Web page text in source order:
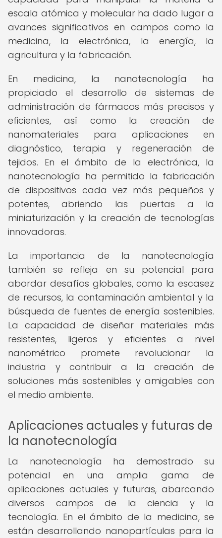
escala atómica y molecular ha dado lugar a
avances significativos en campos como la
medicina, la electrónica, la energía, la
agricultura y la fabricación.
En medicina, la nanotecnología ha
propiciado el desarrollo de sistemas de
administración de fármacos más precisos y
eficientes, así como la creación de
nanomateriales para aplicaciones en
diagnóstico, terapia y regeneración de
tejidos. En el ámbito de la electrónica, la
nanotecnología ha permitido la fabricación
de dispositivos cada vez más pequeños y
potentes, abriendo las puertas a la
miniaturización y la creación de tecnologías
innovadoras.
La importancia de la nanotecnología
también se refleja en su potencial para
abordar desafíos globales, como la escasez
de recursos, la contaminación ambiental y la
búsqueda de fuentes de energía sostenibles.
La capacidad de diseñar materiales más
resistentes, ligeros y eficientes a nivel
nanométrico promete revolucionar la
industria y contribuir a la creación de
soluciones más sostenibles y amigables con
el medio ambiente.
Aplicaciones actuales y futuras de
la nanotecnología
La nanotecnología ha demostrado su
potencial en una amplia gama de
aplicaciones actuales y futuras, abarcando
diversos campos de la ciencia y la
tecnología. En el ámbito de la medicina, se
están desarrollando nanopartículas para la